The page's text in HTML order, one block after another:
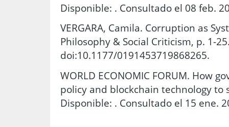
Disponible: . Consultado el 08 feb.
VERGARA, Camila. Corruption as
Philosophy & Social Criticism, p. 1-
doi:10.1177/0191453719868265.
WORLD ECONOMIC FORUM. How
policy and blockchain technology
Disponible: . Consultado el 15 ene.